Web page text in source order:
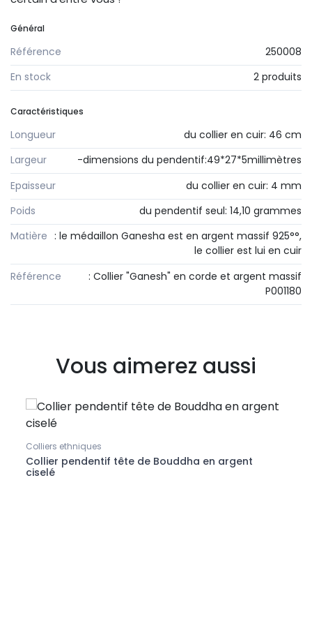
Général
Référence
250008
En stock
2 produits
Caractéristiques
Longueur
du collier en cuir: 46 cm
Largeur
-dimensions du pendentif:49*27*5millimètres
Epaisseur
du collier en cuir: 4 mm
Poids
du pendentif seul: 14,10 grammes
Matière : le médaillon Ganesha est en argent massif 925°°,
le collier est lui en cuir
Référence
: Collier "Ganesh" en corde et argent massif
P001180
Vous aimerez aussi
Colliers ethniques
Collier pendentif tête de Bouddha en argent
ciselé